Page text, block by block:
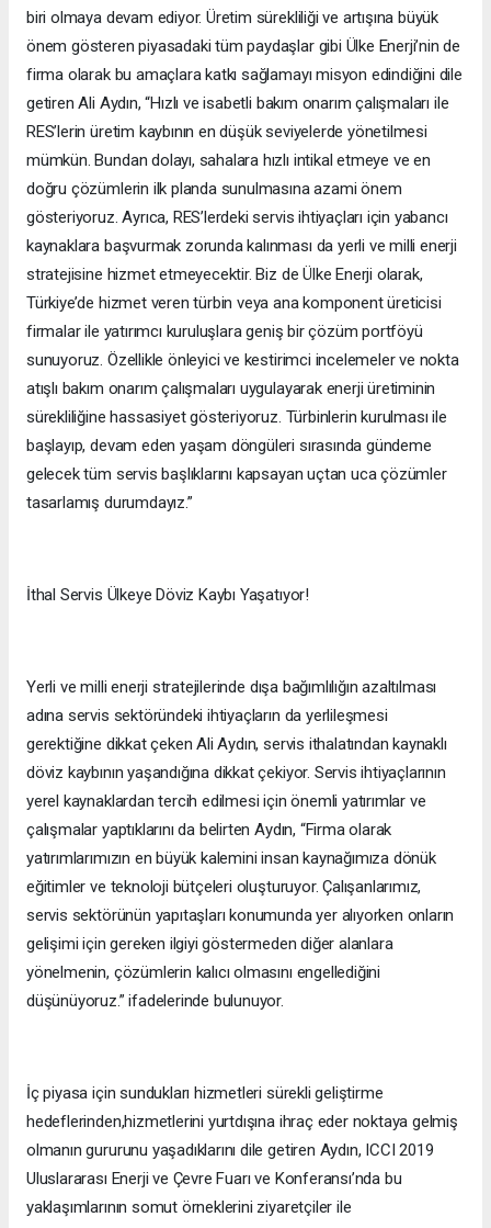
biri olmaya devam ediyor. Üretim sürekliliği ve artışına büyük
önem gösteren piyasadaki tüm paydaşlar gibi Ülke Enerji’nin de
firma olarak bu amaçlara katkı sağlamayı misyon edindiğini dile
getiren Ali Aydın, “Hızlı ve isabetli bakım onarım çalışmaları ile
RES’lerin üretim kaybının en düşük seviyelerde yönetilmesi
mümkün. Bundan dolayı, sahalara hızlı intikal etmeye ve en
doğru çözümlerin ilk planda sunulmasına azami önem
gösteriyoruz. Ayrıca, RES’lerdeki servis ihtiyaçları için yabancı
kaynaklara başvurmak zorunda kalınması da yerli ve milli enerji
stratejisine hizmet etmeyecektir. Biz de Ülke Enerji olarak,
Türkiye’de hizmet veren türbin veya ana komponent üreticisi
firmalar ile yatırımcı kuruluşlara geniş bir çözüm portföyü
sunuyoruz. Özellikle önleyici ve kestirimci incelemeler ve nokta
atışlı bakım onarım çalışmaları uygulayarak enerji üretiminin
sürekliliğine hassasiyet gösteriyoruz. Türbinlerin kurulması ile
başlayıp, devam eden yaşam döngüleri sırasında gündeme
gelecek tüm servis başlıklarını kapsayan uçtan uca çözümler
tasarlamış durumdayız.”
İthal Servis Ülkeye Döviz Kaybı Yaşatıyor!
Yerli ve milli enerji stratejilerinde dışa bağımlılığın azaltılması
adına servis sektöründeki ihtiyaçların da yerlileşmesi
gerektiğine dikkat çeken Ali Aydın, servis ithalatından kaynaklı
döviz kaybının yaşandığına dikkat çekiyor. Servis ihtiyaçlarının
yerel kaynaklardan tercih edilmesi için önemli yatırımlar ve
çalışmalar yaptıklarını da belirten Aydın, “Firma olarak
yatırımlarımızın en büyük kalemini insan kaynağımıza dönük
eğitimler ve teknoloji bütçeleri oluşturuyor. Çalışanlarımız,
servis sektörünün yapıtaşları konumunda yer alıyorken onların
gelişimi için gereken ilgiyi göstermeden diğer alanlara
yönelmenin, çözümlerin kalıcı olmasını engellediğini
düşünüyoruz.” ifadelerinde bulunuyor.
İç piyasa için sundukları hizmetleri sürekli geliştirme
hedeflerinden,hizmetlerini yurtdışına ihraç eder noktaya gelmiş
olmanın gururunu yaşadıklarını dile getiren Aydın, ICCI 2019
Uluslararası Enerji ve Çevre Fuarı ve Konferansı’nda bu
yaklaşımlarının somut örneklerini ziyaretçiler ile